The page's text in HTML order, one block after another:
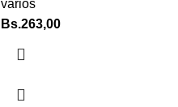
varios
Bs.263,00